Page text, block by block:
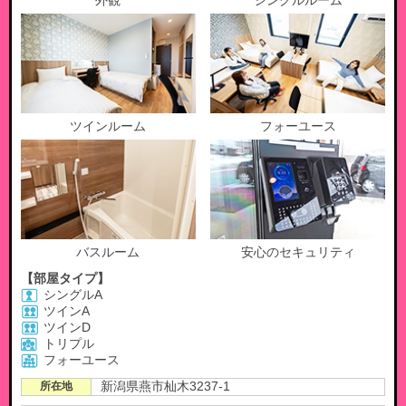
ツインルーム フォーユース
バスルーム
安心のセキュリティ
【部屋タイプ】
シングルA
ツインA
ツインD
トリプル
フォーユース
所在地 新潟県燕市杣木3237-1